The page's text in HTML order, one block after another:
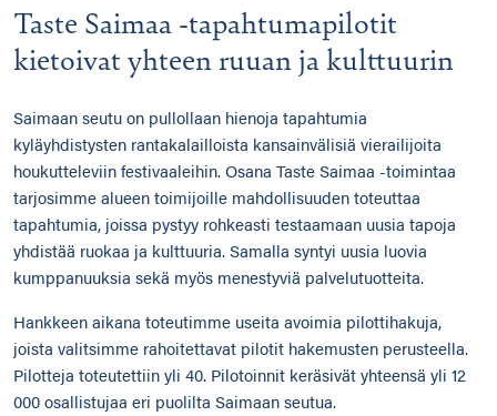
Taste Saimaa -tapahtumapilotit
kietoivat yhteen ruuan ja kulttuurin
Saimaan seutu on pullollaan hienoja tapahtumia
kyläyhdistysten rantakalailloista kansainvälisiä vierailijoita
houkutteleviin festivaaleihin. Osana Taste Saimaa -toimintaa
tarjosimme alueen toimijoille mahdollisuuden toteuttaa
tapahtumia, joissa pystyy rohkeasti testaamaan uusia tapoja
yhdistää ruokaa ja kulttuuria. Samalla syntyi uusia luovia
kumppanuuksia sekä myös menestyviä palvelutuotteita.
Hankkeen aikana toteutimme useita avoimia pilottihakuja,
joista valitsimme rahoitettavat pilotit hakemusten perusteella.
Pilotteja toteutettiin yli 40. Pilotoinnit keräsivät yhteensä yli 12
000 osallistujaa eri puolilta Saimaan seutua.